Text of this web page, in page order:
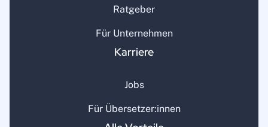
Ratgeber
Für Unternehmen
Karriere
Jobs
Für Übersetzer:innen